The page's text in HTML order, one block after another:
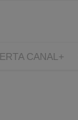
CANAL+